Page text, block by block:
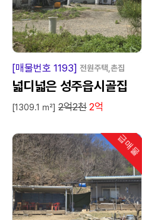
급 매 물
[매물번호 1193] 전원주택,촌집
넓디넓은 성주읍시골집
[1309.1 ㎡] 2억2천 2억
급매물
인기